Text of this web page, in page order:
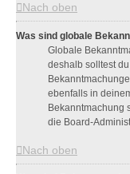
Nach oben
Was sind globale
Globale
deshalb solltest
ebenfalls in
Bekanntmachung
die Board-
Nach oben